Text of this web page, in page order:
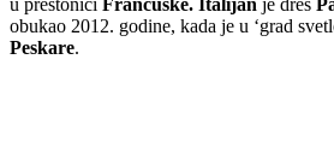
obukao 2012. godine, kada je u ‘grad
Peskare.